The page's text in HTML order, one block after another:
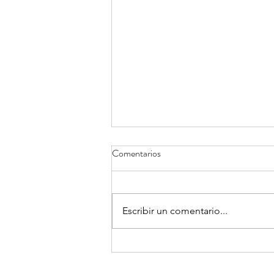
¿Para qué te sirve conocer tu
Comentarios
Escribir un comentario...